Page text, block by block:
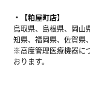
【粕屋町店】
鳥取県、島根県、岡山
知県、福岡県、佐賀県
※高度管理医療機器に
おります。